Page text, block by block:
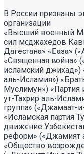
В России признаны
организации
«Высший военный
сил моджахедов
Дагестана» «База»
«Священная война»
исламский джихад»)
аль-Исламия»)
Муслимун») «Партия
ут-Тахрир аль-
группа» («Джамаат-
«Исламская партия
движение
реформ» («Джамият
«Общество